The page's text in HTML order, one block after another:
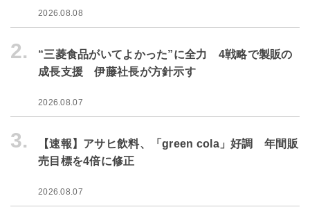
2026.08.08
2.
“三菱食品がいてよかった”に全力 4戦略で製販の
成長支援 伊藤社長が方針示す
2026.08.07
3.
【速報】アサヒ飲料、「green cola」好調 年間販
売目標を4倍に修正
2026.08.07